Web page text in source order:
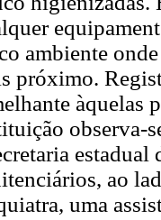
ambiente
próximo.
àquelas
observa-
ao
uma